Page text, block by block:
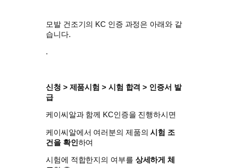
모발 건조기의 KC 인증 과정은 아래와 같
습니다.
.
신청 > 제품시험 > 시험 합격 > 인증서 발
급
케이씨알과 함께 KC인증을 진행하시면
​케이씨알에서 여러분의 제품의시험 조
건을 확인하여
시험에 적합한지의 여부를 상세하게 체